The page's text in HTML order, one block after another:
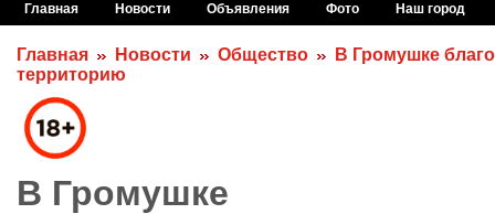
Главная Новости Объявления Фото Наш город
Главная Новости Общество
В Громушке
территорию
В Громушке